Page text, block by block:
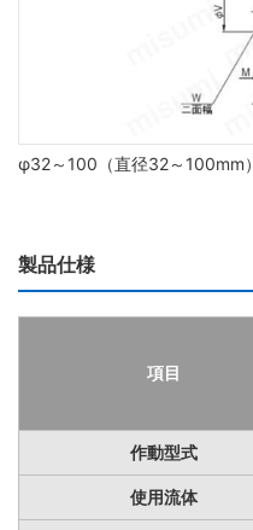
φ32～100（直径32～100mm）
製品仕様
項目
作動型式
使用流体